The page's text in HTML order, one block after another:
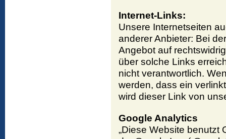
Internet-Links:
Unsere Internetseiten
anderer Anbieter: Bei
Angebot auf
über solche Links
nicht verantwortlich.
werden, dass ein
wird dieser Link von
Google Analytics
„Diese Website benutzt